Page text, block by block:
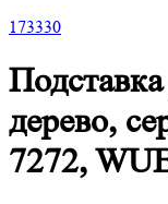
173330
дерево,
7272,